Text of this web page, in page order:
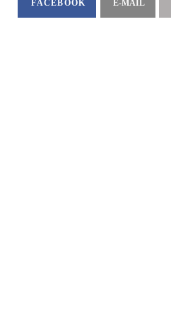
FACEBOOK E-MAIL